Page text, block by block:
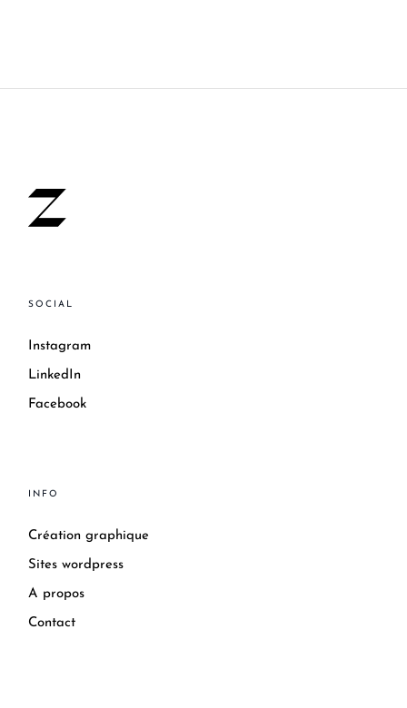
SOCIAL
Instagram
LinkedIn
Facebook
INFO
Création graphique
Sites wordpress
A propos
Contact